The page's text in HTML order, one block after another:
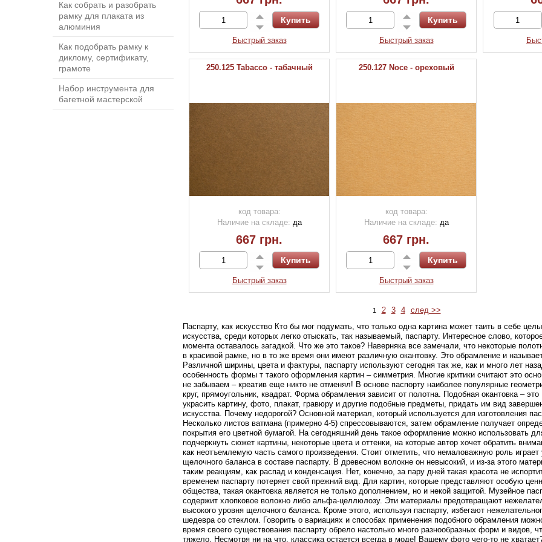
Как собрать и разобрать
рамку для плаката из
алюминия
Как подобрать рамку к
диклому, сертификату,
грамоте
Набор инструмента для
багетной мастерской
Быстрый заказ Быстрый заказ
250.125 Tabacco - табачный
код товара:
Наличие на складе: да
667 грн.
Быстрый заказ
250.127 Noce - ореховый
код товара:
Наличие на складе: да
667 грн.
Быстрый заказ
1 2 3 4
след >>
Паспарту, как искусство Кто бы мог подумать, что только одна картина может таить в себе
искусства, среди которых легко отыскать, так называемый, паспарту. Интересное слово,
момента оставалось загадкой. Что же это такое? Наверняка все замечали, что некоторые
в красивой рамке, но в то же время они имеют различную окантовку. Это обрамление и
Различной ширины, цвета и фактуры, паспарту используют сегодня так же, как и много лет
особенность формы т такого оформления картин – симметрия. Многие критики считают это
не забываем – креатив еще никто не отменял! В основе паспорту наиболее популярные
круг, прямоугольник, квадрат. Форма обрамления зависит от полотна. Подобная окантовка – это
украсить картину, фото, плакат, гравюру и другие подобные предметы, придать им вид
искусства. Почему недорогой? Основной материал, который используется для изготовления
Несколько листов ватмана (примерно 4-5) спрессовываются, затем обрамление получает
покрытия его цветной бумагой. На сегодняшний день такое оформление можно использовать
подчеркнуть сюжет картины, некоторые цвета и оттенки, на которые автор хочет обратить
как неотъемлемую часть самого произведения. Стоит отметить, что немаловажную роль играет
щелочного баланса в составе паспарту. В древесном волокне он невысокий, и из-за этого
таким реакциям, как распад и конденсация. Нет, конечно, за пару дней такая красота не
временем паспарту потеряет свой прежний вид. Для картин, которые представляют особую
общества, такая окантовка является не только дополнением, но и некой защитой. Музейное
содержит хлопковое волокно либо альфа-целлюлозу. Эти материалы предотвращают
высокого уровня щелочного баланса. Кроме этого, используя паспарту, избегают
шедевра со стеклом. Говорить о вариациях и способах применения подобного обрамления
время своего существования паспарту обрело настолько много разнообразных форм и видов,
тяжело. Несмотря ни на что, классика остается всегда в моде! Вашему фото чего-то не